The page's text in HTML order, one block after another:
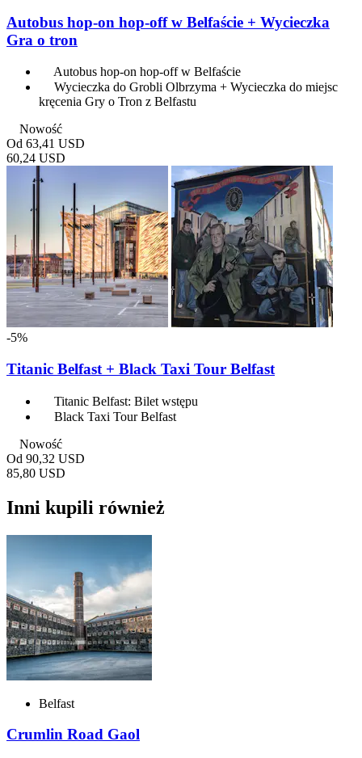
Autobus hop-on hop-off w Belfaście + Wycieczka
Gra o tron
Autobus hop-on hop-off w Belfaście
Wycieczka do Grobli Olbrzyma + Wycieczka do miejsc
kręcenia Gry o Tron z Belfastu
Nowość
Od 63,41 USD
60,24 USD
-5%
Titanic Belfast + Black Taxi Tour Belfast
Titanic Belfast: Bilet wstępu
Black Taxi Tour Belfast
Nowość
Od 90,32 USD
85,80 USD
Inni kupili również
Belfast
Crumlin Road Gaol